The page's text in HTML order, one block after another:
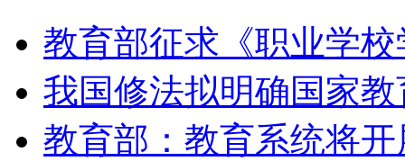
教育部征求《职业学
我国修法拟明确国家
教育部：教育系统将